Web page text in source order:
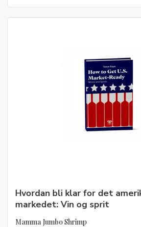
Hvordan bli klar for det
markedet: Vin og sprit
Mamma Jumbo Shrimp